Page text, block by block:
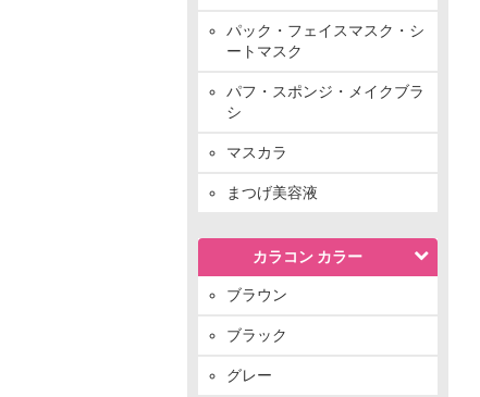
パック・フェイスマスク・シ
ートマスク
パフ・スポンジ・メイクブラ
シ
マスカラ
まつげ美容液
カラコン カラー
ブラウン
ブラック
グレー